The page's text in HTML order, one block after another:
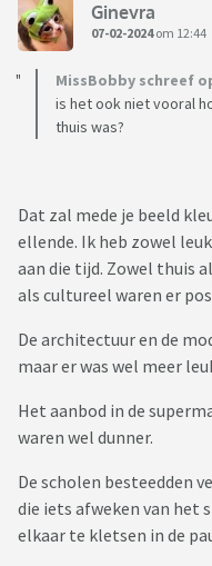
Ginevra
07-02-2024om 12:44
MissBobby schreef
is het ook niet vooral
thuis was?
Dat zal mede je beeld
ellende. Ik heb zowel
aan die tijd. Zowel thuis
als cultureel waren er
De architectuur en de
maar er was wel meer
Het aanbod in de
waren wel dunner.
De scholen besteedden
die iets afweken van het
elkaar te kletsen in de